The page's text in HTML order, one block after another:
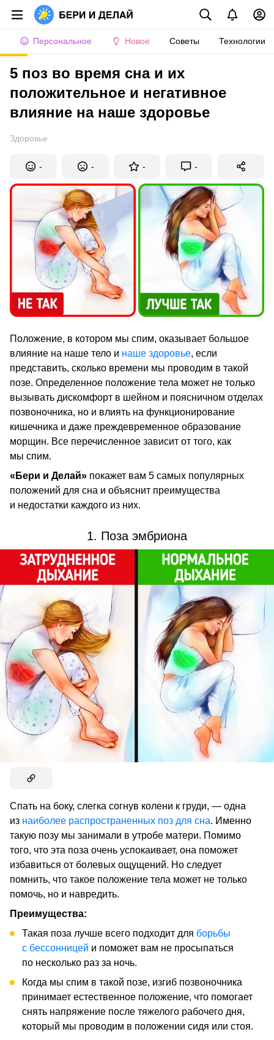
Персональное Новое Советы Технологии
5 поз во время сна и их
положительное и негативное
влияние на наше здоровье
Здоровье
- - - -
Положение, в котором мы спим, оказывает большое
влияние на наше тело и наше здоровье, если
представить, сколько времени мы проводим в такой
позе. Определенное положение тела может не только
вызывать дискомфорт в шейном и поясничном отделах
позвоночника, но и влиять на функционирование
кишечника и даже преждевременное образование
морщин. Все перечисленное зависит от того, как
мы спим.
«Бери и Делай» покажет вам 5 самых популярных
положений для сна и объяснит преимущества
и недостатки каждого из них.
1. Поза эмбриона
Спать на боку, слегка согнув колени к груди, — одна
из наиболее распространенных поз для сна. Именно
такую позу мы занимали в утробе матери. Помимо
того, что эта поза очень успокаивает, она поможет
избавиться от болевых ощущений. Но следует
помнить, что такое положение тела может не только
помочь, но и навредить.
Преимущества:
Такая поза лучше всего подходит для борьбы
с бессонницей и поможет вам не просыпаться
по несколько раз за ночь.
Когда мы спим в такой позе, изгиб позвоночника
принимает естественное положение, что помогает
снять напряжение после тяжелого рабочего дня,
который мы проводим в положении сидя или стоя.